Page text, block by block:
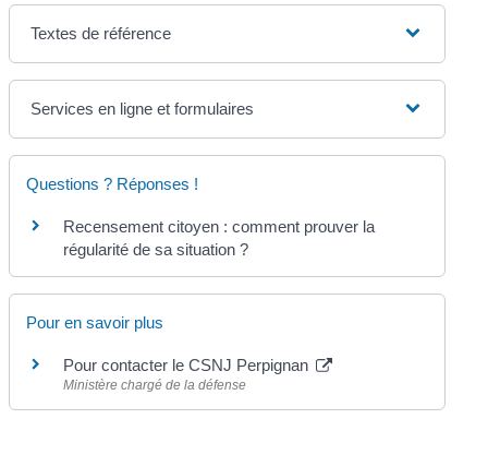
Textes de référence
Services en ligne et formulaires
Questions ? Réponses !
Recensement citoyen : comment prouver la
régularité de sa situation ?
Pour en savoir plus
Pour contacter le CSNJ Perpignan
Ministère chargé de la défense